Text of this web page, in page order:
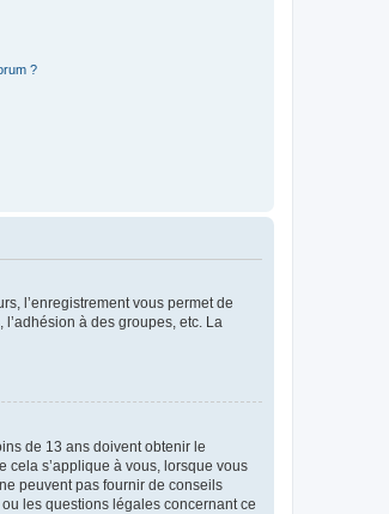
?
l’enregistrement vous permet de
à des groupes, etc. La
de 13 ans doivent obtenir le
cela s’applique à vous, lorsque vous
peuvent pas fournir de conseils
les questions légales concernant ce